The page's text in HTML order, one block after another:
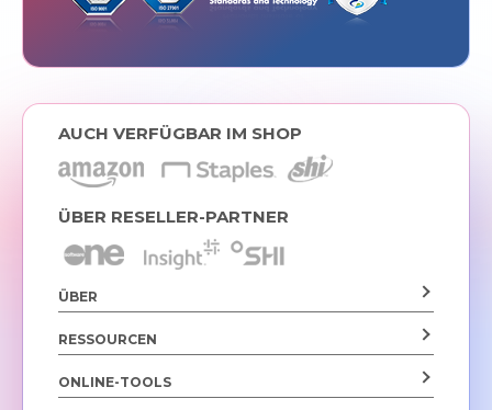
AUCH VERFÜGBAR IM SHOP
ÜBER RESELLER-PARTNER
ÜBER
RESSOURCEN
ONLINE-TOOLS